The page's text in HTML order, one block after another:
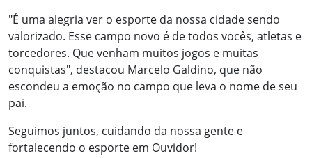
"É uma alegria ver o esporte da nossa cidade sendo
valorizado. Esse campo novo é de todos vocês, atletas e
torcedores. Que venham muitos jogos e muitas
conquistas", destacou Marcelo Galdino, que não
escondeu a emoção no campo que leva o nome de seu
pai.
Seguimos juntos, cuidando da nossa gente e
fortalecendo o esporte em Ouvidor!